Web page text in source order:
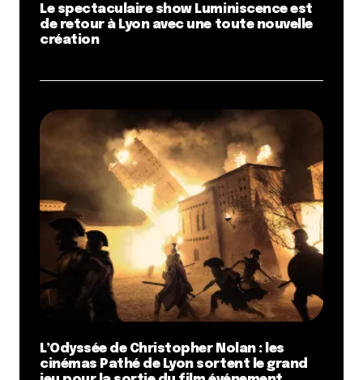
Le spectaculaire show Luminiscence est
de retour à Lyon avec une toute nouvelle
création
L’Odyssée de Christopher Nolan : les
cinémas Pathé de Lyon sortent le grand